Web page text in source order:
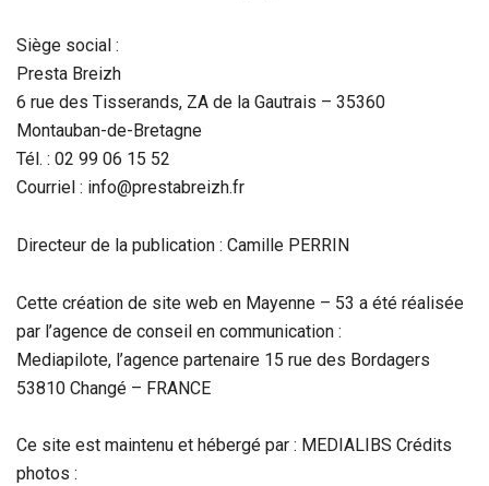
Siège social :
Presta Breizh
6 rue des Tisserands, ZA de la Gautrais – 35360
Montauban-de-Bretagne
Tél. : 02 99 06 15 52
Courriel : info@prestabreizh.fr
Directeur de la publication : Camille PERRIN
Cette création de site web en Mayenne – 53 a été réalisée
par l’agence de conseil en communication :
Mediapilote, l’agence partenaire 15 rue des Bordagers
53810 Changé – FRANCE
Ce site est maintenu et hébergé par : MEDIALIBS Crédits
photos :